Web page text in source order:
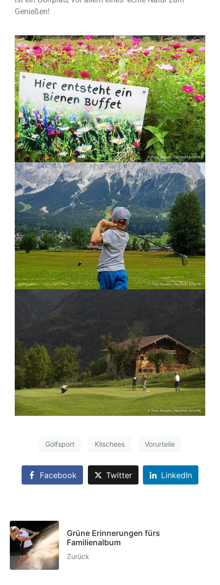
Genießen!
Golfsport Klischees Vorurteile
Facebook Twitter LinkedIn
Grüne Erinnerungen fürs
Familienalbum
Zurück